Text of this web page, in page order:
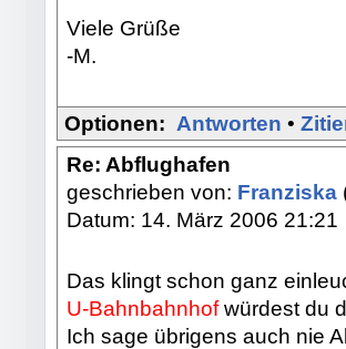
Viele Grüße
-M.
Optionen: Antworten •
Re: Abflughafen
geschrieben von: Franziska
Datum: 14. März 2006 21:21
Das klingt schon ganz
U-Bahnbahnhofwürdest du
Ich sage übrigens auch nie